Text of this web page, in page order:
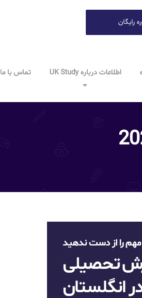
رایگان
اطلاعات درباره UK Study تماس با ما